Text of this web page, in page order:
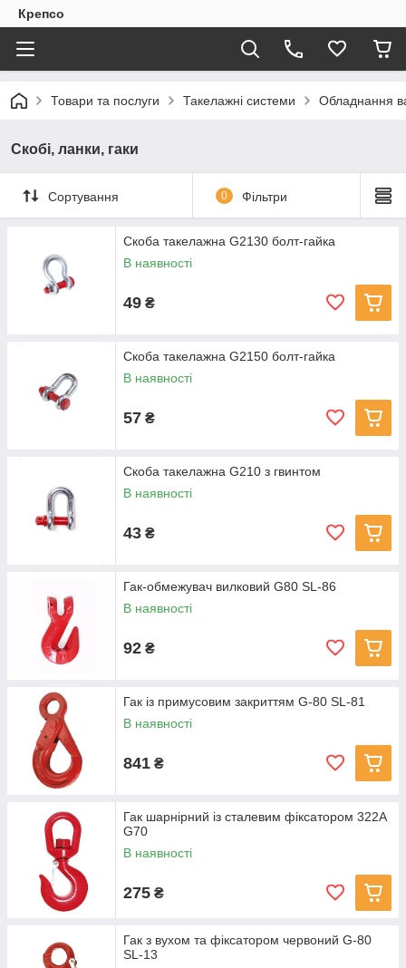
Крепсо
Товари та послуги Такелажні системи Обладнання
Скобі, ланки, гаки
Сортування 0 Фільтри
Скоба такелажна G2130 болт-гайка
В наявності
49 ₴
Скоба такелажна G2150 болт-гайка
В наявності
57 ₴
Скоба такелажна G210 з гвинтом
В наявності
43 ₴
Гак-обмежувач вилковий G80 SL-86
В наявності
92 ₴
Гак із примусовим закриттям G-80 SL-81
В наявності
841 ₴
Гак шарнірний із сталевим фіксатором 322А
G70
В наявності
275 ₴
Гак з вухом та фіксатором червоний G-80
SL-13